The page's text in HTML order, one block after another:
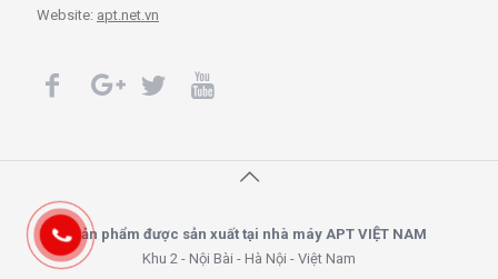
Website: apt.net.vn
Sản phẩm được sản xuất tại nhà máy APT VIỆT NAM
Khu 2 - Nội Bài - Hà Nội - Việt Nam